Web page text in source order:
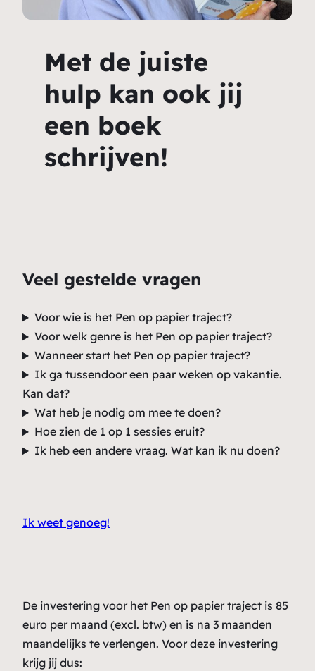
Met de juiste
hulp kan ook jij
een boek
schrijven!
Veel gestelde vragen
Voor wie is het Pen op papier traject?
Voor welk genre is het Pen op papier traject?
Wanneer start het Pen op papier traject?
Ik ga tussendoor een paar weken op vakantie.
Kan dat?
Wat heb je nodig om mee te doen?
Hoe zien de 1 op 1 sessies eruit?
Ik heb een andere vraag. Wat kan ik nu doen?
Ik weet genoeg!
De investering voor het Pen op papier traject is 85
euro per maand (excl. btw) en is na 3 maanden
maandelijks te verlengen. Voor deze investering
krijg jij dus: